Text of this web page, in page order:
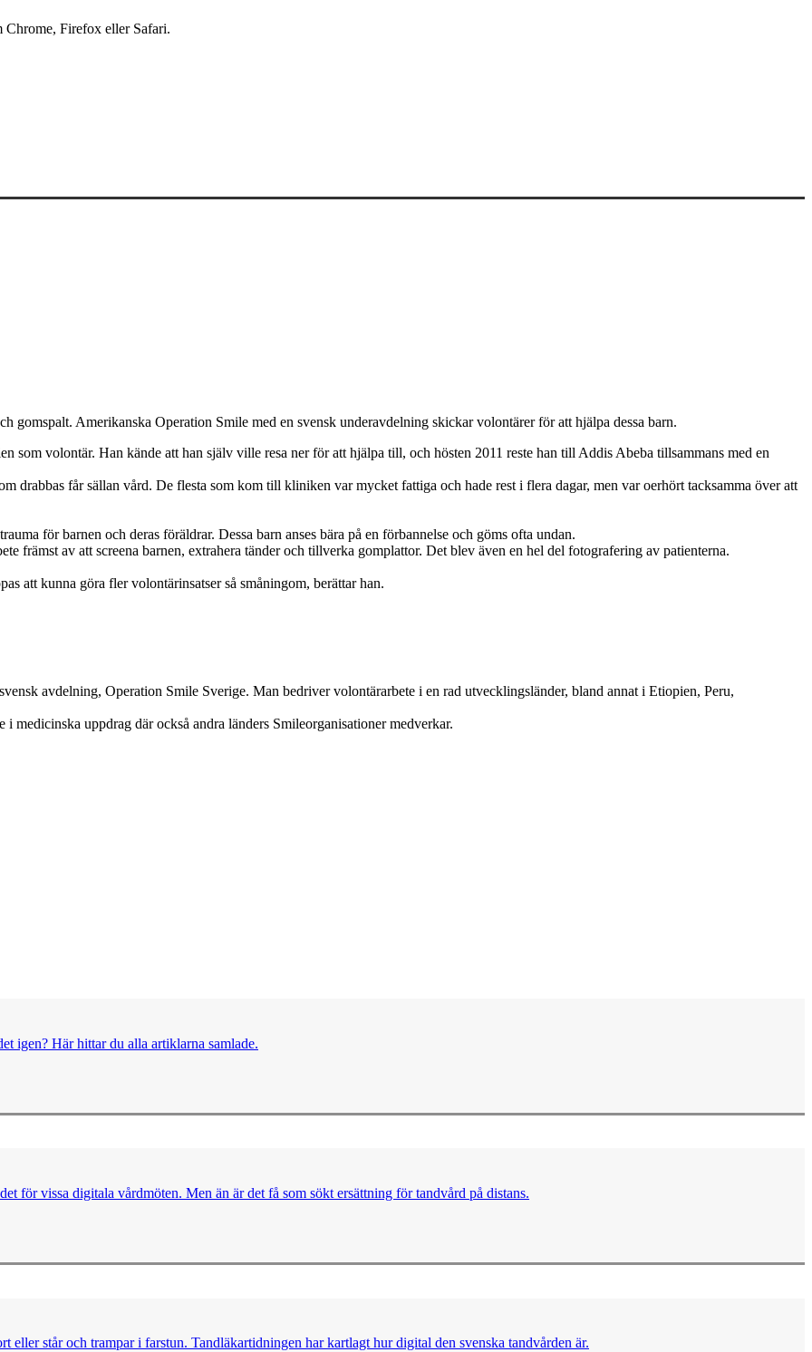
Chrome, Firefox eller Safari.
Amerikanska Operation Smile med en svensk underavdelning skickar volontärer för att hjälpa dessa barn.
som volontär. Han kände att han själv ville resa ner för att hjälpa till, och hösten 2011 reste han till Addis Abeba tillsammans med en
drabbas får sällan vård. De flesta som kom till kliniken var mycket fattiga och hade rest i flera dagar, men var oerhört tacksamma över att
för barnen och deras föräldrar. Dessa barn anses bära på en förbannelse och göms ofta undan.
främst av att screena barnen, extrahera tänder och tillverka gomplattor. Det blev även en hel del fotografering av patienterna.
att kunna göra fler volontärinsatser så småningom, berättar han.
avdelning, Operation Smile Sverige. Man bedriver volontärarbete i en rad utvecklingsländer, bland annat i Etiopien, Peru,
medicinska uppdrag där också andra länders Smileorganisationer medverkar.
igen? Här hittar du alla artiklarna samlade.
för vissa digitala vårdmöten. Men än är det få som sökt ersättning för tandvård på distans.
står och trampar i farstun. Tandläkartidningen har kartlagt hur digital den svenska tandvården är.